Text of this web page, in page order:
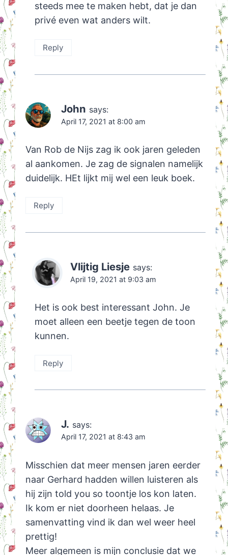
steeds mee te maken hebt, dat je dan
privé even wat anders wilt.
Reply
John says:
April 17, 2021 at 8:00 am
Van Rob de Nijs zag ik ook jaren geleden
al aankomen. Je zag de signalen namelijk
duidelijk. HEt lijkt mij wel een leuk boek.
Reply
Vlijtig Liesje says:
April 19, 2021 at 9:03 am
Het is ook best interessant John. Je
moet alleen een beetje tegen de toon
kunnen.
Reply
J. says:
April 17, 2021 at 8:43 am
Misschien dat meer mensen jaren eerder
naar Gerhard hadden willen luisteren als
hij zijn told you so toontje los kon laten.
Ik kom er niet doorheen helaas. Je
samenvatting vind ik dan wel weer heel
prettig!
Meer algemeen is mijn conclusie dat we